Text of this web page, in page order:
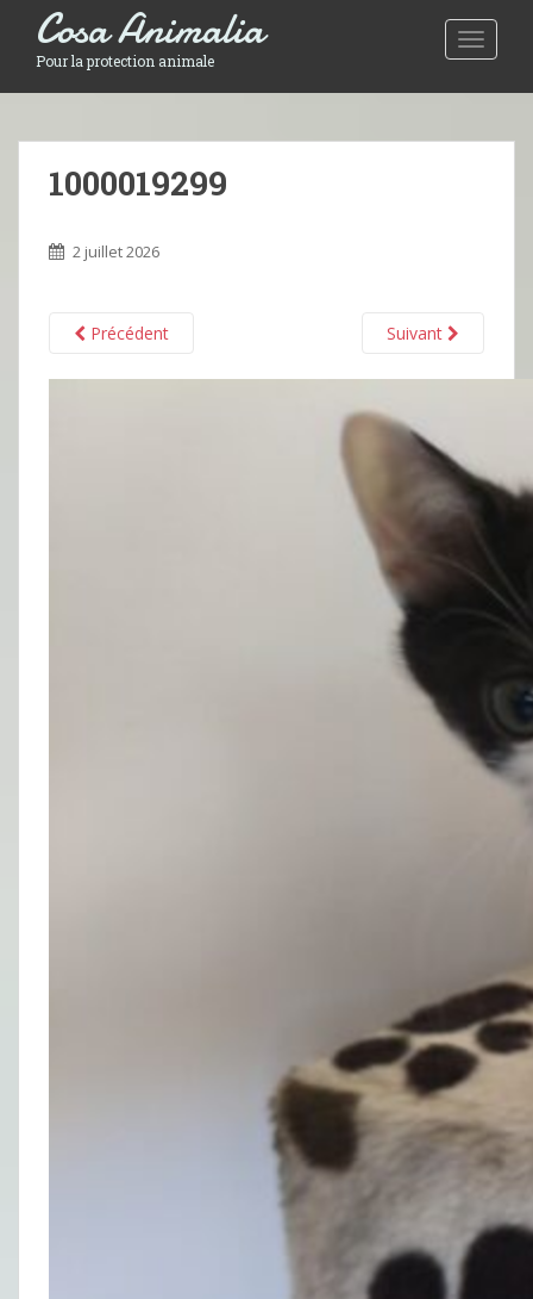
Toggle
Cosa Animalia
Pour la protection animale
1000019299
2 juillet 2026
Précédent Suivant